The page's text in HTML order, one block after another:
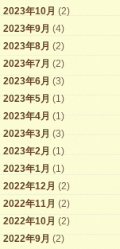
2023年10月 (2)
2023年9月 (4)
2023年8月 (2)
2023年7月 (2)
2023年6月 (3)
2023年5月 (1)
2023年4月 (1)
2023年3月 (3)
2023年2月 (1)
2023年1月 (1)
2022年12月 (2)
2022年11月 (2)
2022年10月 (2)
2022年9月 (2)